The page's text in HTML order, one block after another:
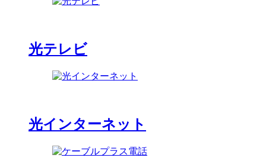
光テレビ
光インターネット